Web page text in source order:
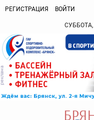
РЕГИСТРАЦИЯ ВОЙТИ
СУББОТА,